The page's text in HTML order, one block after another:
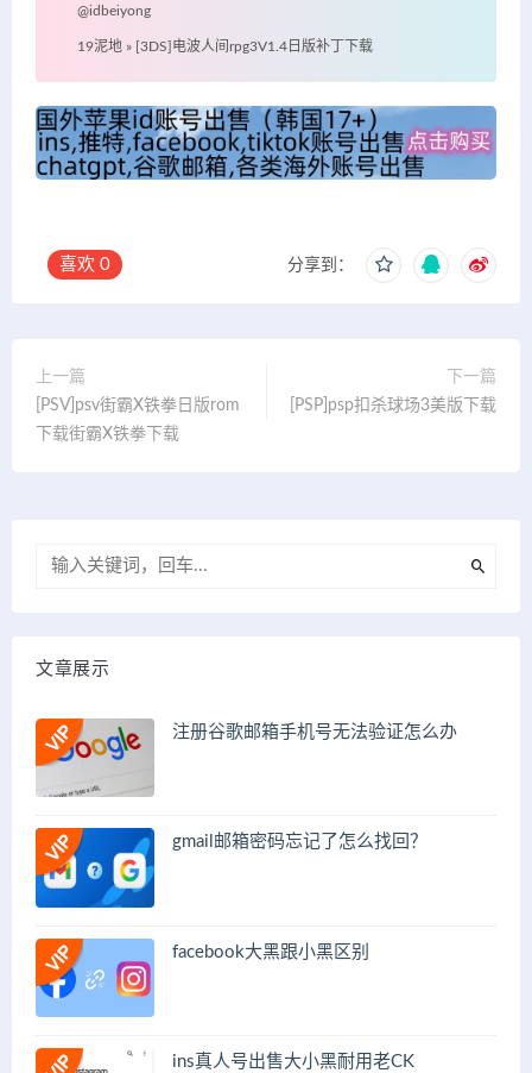
@idbeiyong
19泥地 » [3DS]电波人间rpg3V1.4日版补丁下载
喜欢 0 分享到：
上一篇
[PSV]psv街霸X铁拳日版rom
下载街霸X铁拳下载
下一篇
[PSP]psp扣杀球场3美版下载
文章展示
注册谷歌邮箱手机号无法验证怎么办
gmail邮箱密码忘记了怎么找回？
facebook大黑跟小黑区别
ins真人号出售大小黑耐用老CK